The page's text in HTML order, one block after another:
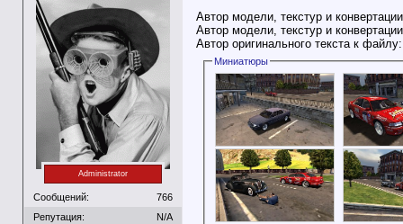
Administrator
Сообщений:
766
Репутация:
N/A
Автор модели, текстур и
Автор модели, текстур и
Автор оригинального текста к
Миниатюры